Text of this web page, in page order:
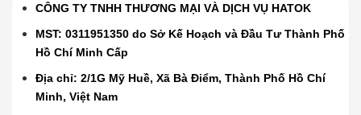
CÔNG TY TNHH THƯƠNG MẠI VÀ DỊCH VỤ HATOK
MST: 0311951350 do Sở Kế Hoạch và Đầu Tư Thành Phố
Hồ Chí Minh Cấp
Địa chỉ: 2/1G Mỹ Huề, Xã Bà Điểm, Thành Phố Hồ Chí
Minh, Việt Nam